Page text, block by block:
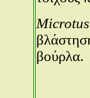
βούρλα.